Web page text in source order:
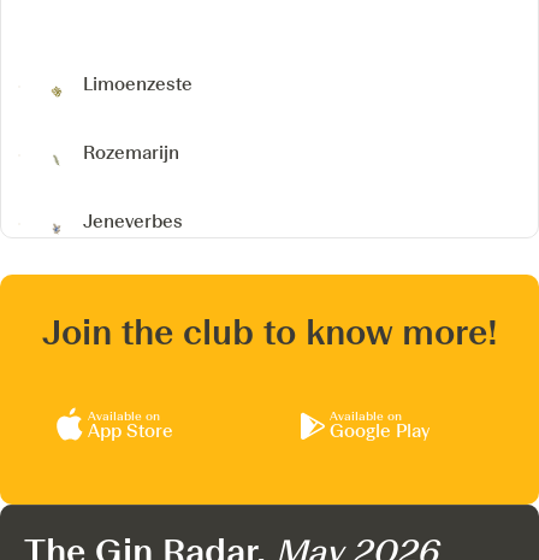
Limoenzeste
Rozemarijn
Jeneverbes
Join the club to know more!
Available on
App Store
Available on
Google Play
The Gin Radar, May 2026